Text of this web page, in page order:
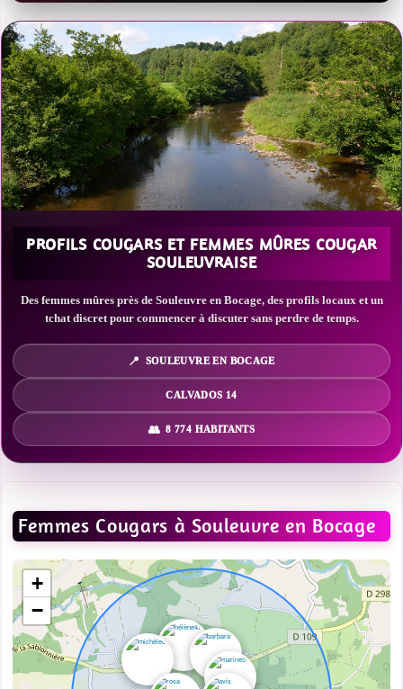
PROFILS COUGARS ET FEMMES MÛRES COUGAR
SOULEUVRAISE
Des femmes mûres près de Souleuvre en Bocage, des profils locaux et un
tchat discret pour commencer à discuter sans perdre de temps.
SOULEUVRE EN BOCAGE
CALVADOS 14
8 774 HABITANTS
Femmes Cougars à Souleuvre en Bocage
+
−